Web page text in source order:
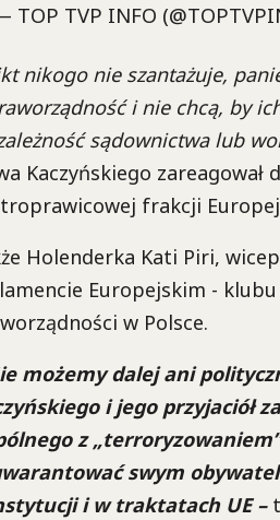
TOP TVP INFO
nikogo nie szantażuje,
i nie chcą, by
sądownictwa lub
Kaczyńskiego
frakcji
Holenderka Kati Piri,
Europejskim -
w Polsce.
możemy dalej ani
i jego przyjaciół
z
swym
i w traktatach UE –